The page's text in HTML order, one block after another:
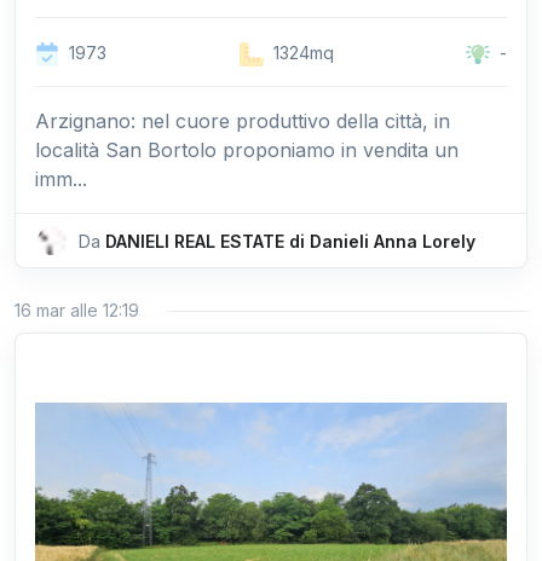
1973 1324mq -
Arzignano: nel cuore produttivo della città, in
località San Bortolo proponiamo in vendita un
imm...
Da DANIELI REAL ESTATE di Danieli Anna Lorely
16 mar alle 12:19